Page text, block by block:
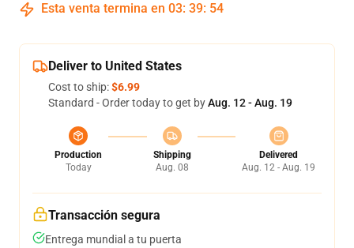
Esta venta termina en 03: 39: 53
Deliver to United States
Cost to ship:$6.99
Standard - Order today to get byAug. 12 - Aug. 19
Production
Today
Shipping
Aug. 08
Delivered
Aug. 12 - Aug. 19
Transacción segura
Entrega mundial a tu puerta